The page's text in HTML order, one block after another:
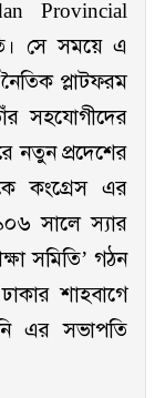
Provincial
সে সময়ে এ
প্লাটফরম
সহযোগীদের
নতুন প্রদেশের
কংগ্রেস এর
সালে স্যার
সমিতি’ গঠন
শাহবাগে
এর সভাপতি